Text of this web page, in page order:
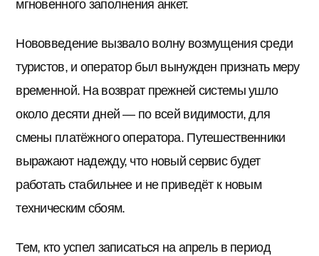
мгновенного заполнения анкет.
Нововведение вызвало волну возмущения среди
туристов, и оператор был вынужден признать меру
временной. На возврат прежней системы ушло
около десяти дней — по всей видимости, для
смены платёжного оператора. Путешественники
выражают надежду, что новый сервис будет
работать стабильнее и не приведёт к новым
техническим сбоям.
Тем, кто успел записаться на апрель в период